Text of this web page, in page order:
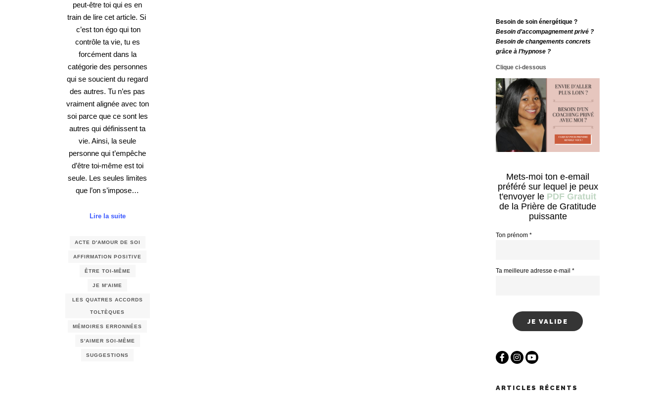
peut-être toi qui es en
train de lire cet article. Si
c’est ton égo qui ton
contrôle ta vie, tu es
forcément dans la
catégorie des personnes
qui se soucient du regard
des autres. Tu n’es pas
vraiment alignée avec ton
soi parce que ce sont les
autres qui définissent ta
vie. Ainsi, la seule
personne qui t’empêche
d’être toi-même est toi
seule. Les seules limites
que l’on s’impose…
Lire la suite
ACTE D'AMOUR DE SOI
AFFIRMATION POSITIVE
ÊTRE TOI-MÊME
JE M'AIME
LES QUATRES ACCORDS
TOLTÈQUES
MÉMOIRES ERRONNÉES
S'AIMER SOI-MÊME
SUGGESTIONS
Besoin de soin énergétique ?
Besoin d’accompagnement privé ?
Besoin de changements concrets
grâce à l’hypnose ?
Clique ci-dessous
Mets-moi ton e-email
préféré sur lequel je peux
t'envoyer le PDF Gratuit
de la Prière de Gratitude
puissante
Ton prénom *
Ta meilleure adresse e-mail *
ARTICLES RÉCENTS